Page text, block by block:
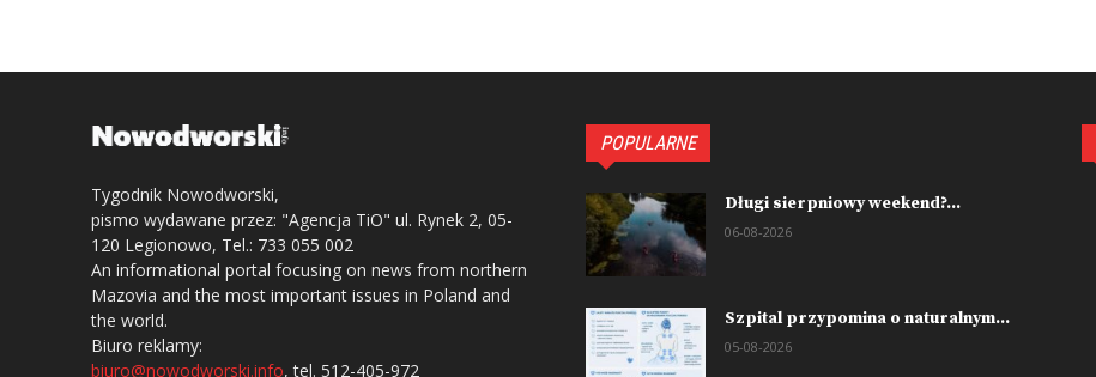
Tygodnik Nowodworski,
pismo wydawane przez: "Agencja TiO" ul. Rynek 2, 05-
120 Legionowo, Tel.: 733 055 002
An informational portal focusing on news from northern
Mazovia and the most important issues in Poland and
the world.
Biuro reklamy:
biuro@nowodworski.info, tel. 512-405-972
POPULARNE
Długi sierpniowy weekend?...
06-08-2026
Szpital przypomina o naturalnym...
05-08-2026